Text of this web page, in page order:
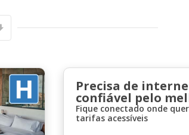
especiais
Iniciar sessão com eLink
Precisa de
confiável pelo
Fique conectado onde
tarifas acessíveis